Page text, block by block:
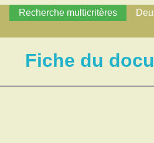
Recherche multicritères
Fiche du